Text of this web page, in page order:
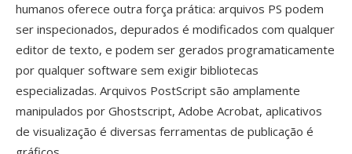
humanos oferece outra força prática: arquivos PS podem
ser inspecionados, depurados é modificados com qualquer
editor de texto, e podem ser gerados programaticamente
por qualquer software sem exigir bibliotecas
especializadas. Arquivos PostScript são amplamente
manipulados por Ghostscript, Adobe Acrobat, aplicativos
de visualização é diversas ferramentas de publicação é